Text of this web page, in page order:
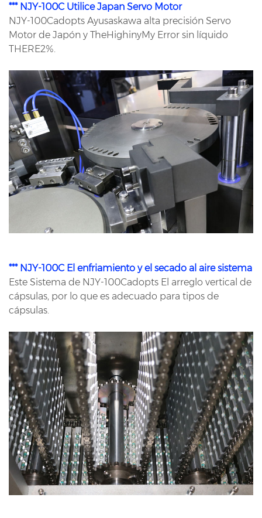
*** NJY-100C Utilice Japan Servo Motor
NJY-100Cadopts Ayusaskawa alta precisión Servo
Motor de Japón y TheHighinyMy Error sin líquido
THERE2%.
*** NJY-100C El enfriamiento y el secado al aire sistema
Este Sistema de NJY-100Cadopts El arreglo vertical de
cápsulas, por lo que es adecuado para tipos de
cápsulas.